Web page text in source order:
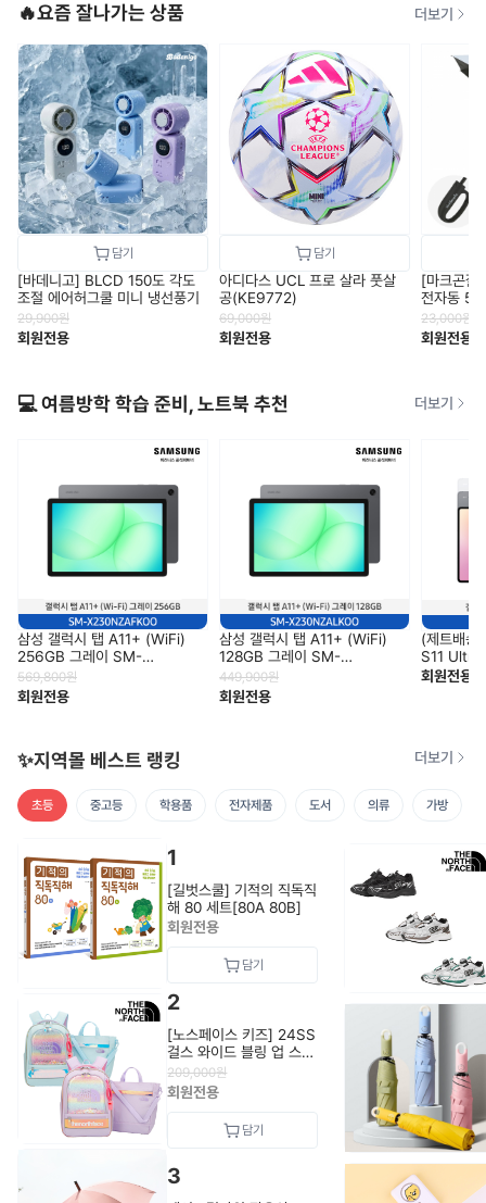
🔥요즘 잘나가는 상품 더보기
[바데니고] BLCD 150도 각도
조절 에어허그쿨 미니 냉선풍기
29,900원
회원전용
아디다스 UCL 프로 살라 풋살
공(KE9772)
69,000원
회원전용
[마크곤잘
전자동 55
팅 양산
23,000원
회원전용
💻 여름방학 학습 준비, 노트북 추천 더보기
삼성 갤럭시 탭 A11+ (WiFi)
256GB 그레이 SM-
X230NZAFKOO
569,800원
회원전용
삼성 갤럭시 탭 A11+ (WiFi)
128GB 그레이 SM-
X230NZALKOO
449,900원
회원전용
(제트배송
S11
상선택)
회원전용
✨지역몰 베스트 랭킹 더보기
초등 중고등 학용품 전자제품 도서 의류 가방
1
[길벗스쿨] 기적의 직독직
해 80 세트[80A 80B]
회원전용
2
[노스페이스 키즈] 24SS
걸스 와이드 블링 업 스쿨
팩 NM2DQ03_KIDS
209,000원
회원전용
3